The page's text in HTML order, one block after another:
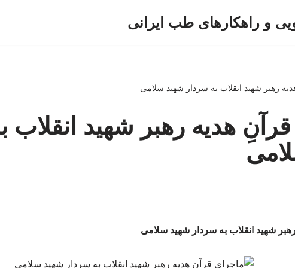
و راهکارهای طب ایرانی
رهبر شهید انقلاب به سردار شهید سلامی
هدیه رهبر شهید انقلاب
شهید انقلاب به سردار شهید سلامی